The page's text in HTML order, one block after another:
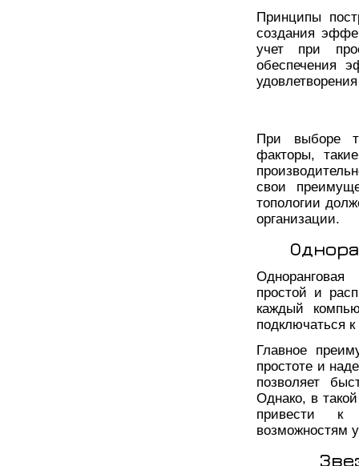
Принципы
создания
учет при
обеспечения
При выборе
факторы,
свои
топологии
организации.
простой и
каждый
подключаться
Главное
простоте и
позволяет
Однако, в
привести к
возможностям